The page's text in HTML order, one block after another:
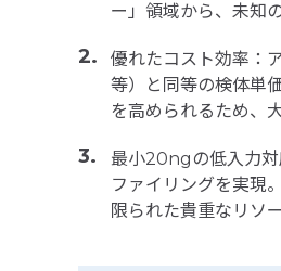
ー」領域から、未知
優れたコスト効率：
等）と同等の検体単
を高められるため、
最小20ngの低入力
ファイリングを実現
限られた貴重なリソ